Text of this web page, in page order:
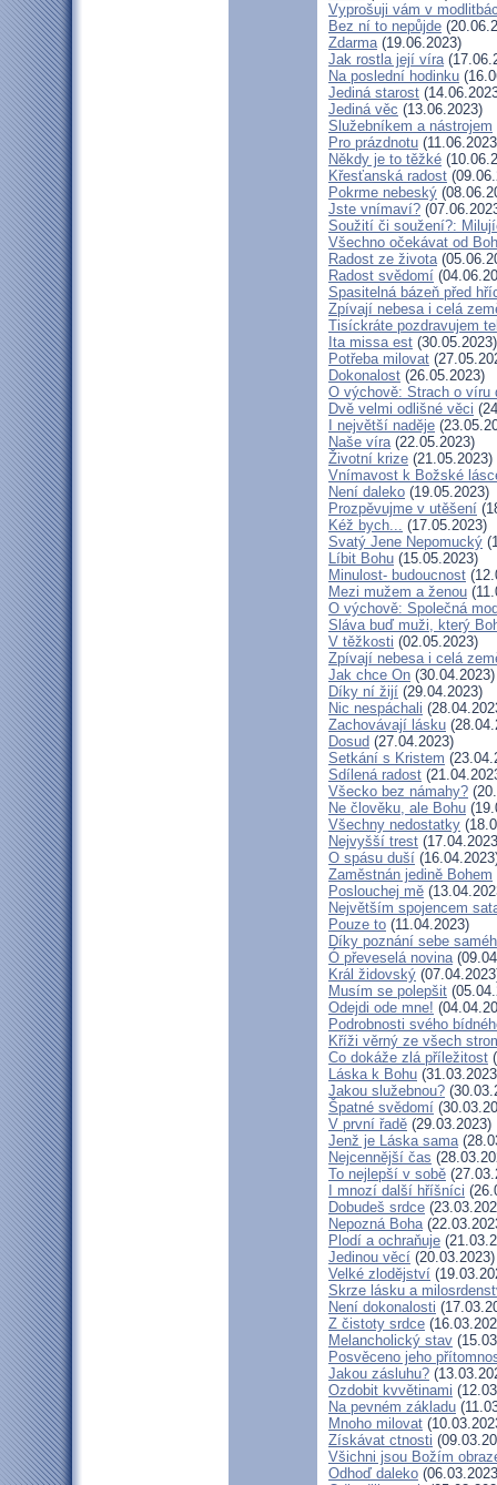
Vyprošuji vám v
Bez ní to nepůjde
Zdarma(19.06.2023)
Jak rostla její víra
Na poslední hodinku
Jediná starost
Jediná věc (13.06.2023)
Služebníkem a nástrojem
Pro prázdnotu
Někdy je to těžké
Křesťanská radost
Pokrme nebeský
Jste vnímaví?
Soužití či soužení?:
Všechno očekávat od
Radost ze života
Radost svědomí
Spasitelná bázeň před
Zpívají nebesa i celá
Tisíckráte pozdravujem
Ita missa est (30.05.2023)
Potřeba milovat
Dokonalost (26.05.2023)
O výchově: Strach o víru
Dvě velmi odlišné věci
I největší naděje
Naše víra(22.05.2023)
Životní krize (21.05.2023)
Vnímavost k Božské
Není daleko (19.05.2023)
Prozpěvujme v utěšení
Kéž bych... (17.05.2023)
Svatý Jene Nepomucký
Líbit Bohu (15.05.2023)
Minulost- budoucnost
Mezi mužem a ženou
O výchově: Společná
Sláva buď muži, který
V těžkosti (02.05.2023)
Zpívají nebesa i celá
Jak chce On (30.04.2023)
Díky ní žijí (29.04.2023)
Nic nespáchali
Zachovávají lásku
Dosud (27.04.2023)
Setkání s Kristem
Sdílená radost
Všecko bez námahy?
Ne člověku, ale Bohu
Všechny nedostatky
Nejvyšší trest
O spásu duší
Zaměstnán jedině Bohem
Poslouchej mě
Největším spojencem
Pouze to (11.04.2023)
Díky poznání sebe
Ó převeselá novina
Král židovský
Musím se polepšit
Odejdi ode mne!
Podrobnosti svého
Kříži věrný ze všech
Co dokáže zlá příležitost
Láska k Bohu
Jakou služebnou?
Špatné svědomí
V první řadě (29.03.2023)
Jenž je Láska sama
Nejcennější čas
To nejlepší v sobě
I mnozí další hříšníci
Dobudeš srdce
Nepozná Boha
Plodí a ochraňuje
Jedinou věcí (20.03.2023)
Velké zlodějství
Skrze lásku a
Není dokonalosti
Z čistoty srdce
Melancholický stav
Posvěceno jeho
Jakou zásluhu?
Ozdobit kvvětinami
Na pevném základu
Mnoho milovat
Získávat ctnosti
Všichni jsou Božím
Odhoď daleko